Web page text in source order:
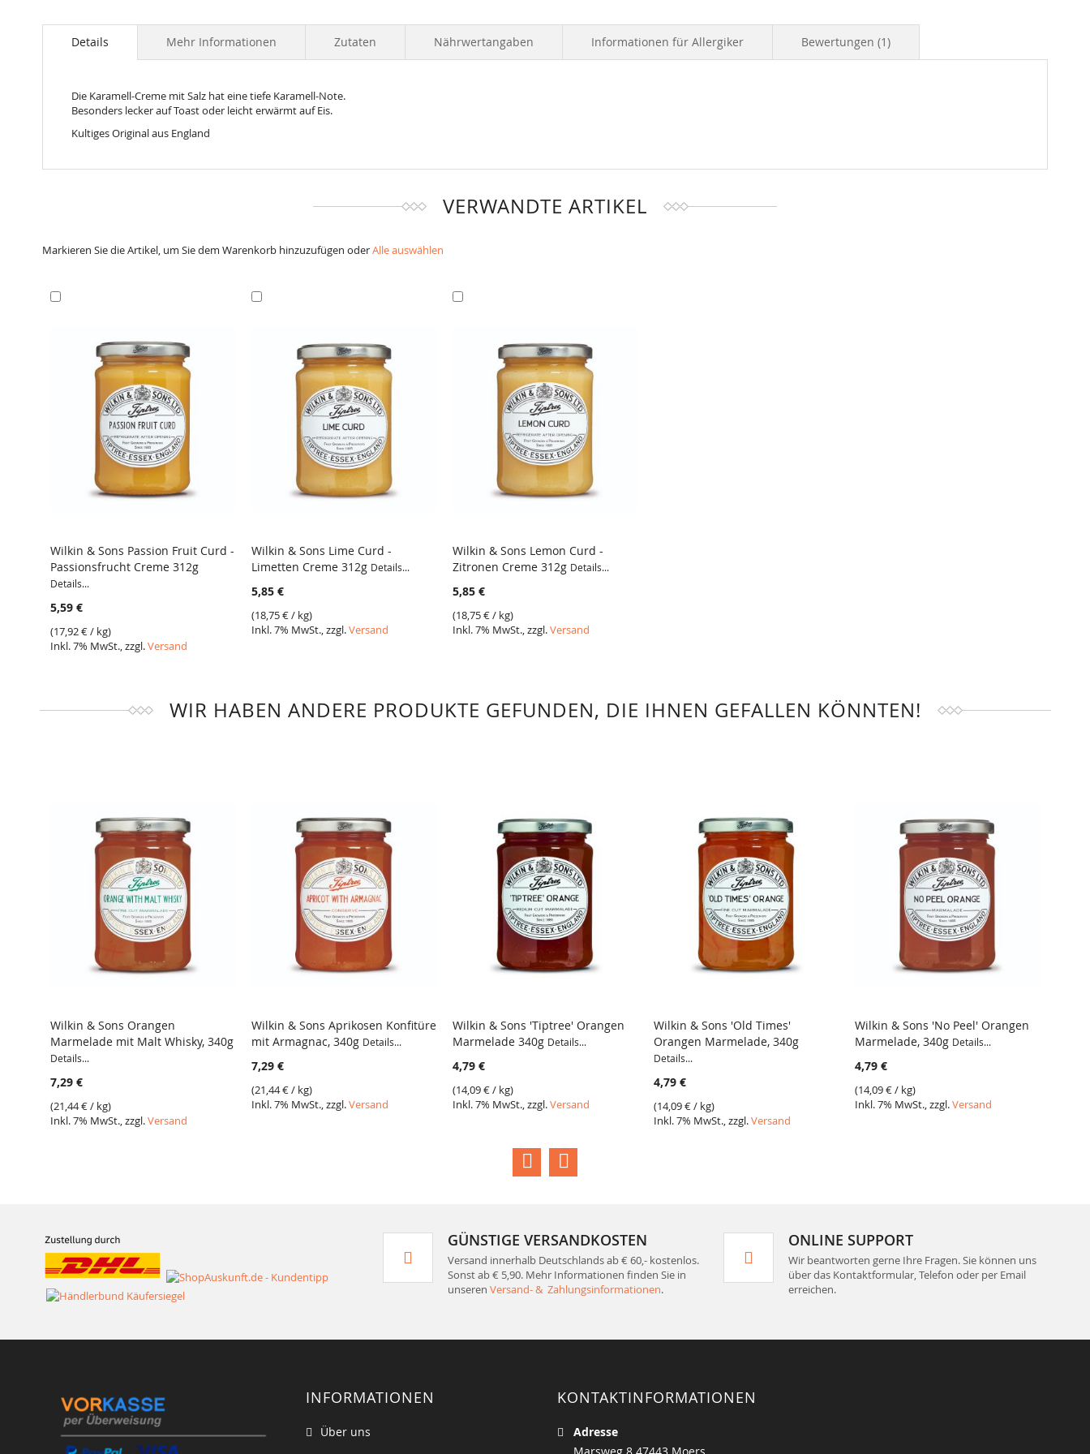
to
images
gallery
Details
Die Karamell-Creme mit Salz hat eine tiefe Karamell-Note.
Besonders lecker auf Toast oder leicht erwärmt auf Eis.
Kultiges Original aus England
Mehr Informationen Zutaten Nährwertangaben Informationen für Allergiker Bewertungen 1
VERWANDTE ARTIKEL
Markieren Sie die Artikel, um Sie dem Warenkorb hinzuzufügen oderAlle auswählen
VERGLEICH
Wilkin & Sons Passion Fruit Curd -
Passionsfrucht Creme 312g
Details...
5,59 €
(17,92 €/ kg)
Inkl. 7% MwSt., zzgl.Versand
VERGLEICH
Wilkin & Sons Lime Curd -
Limetten Creme 312g Details...
5,85 €
(18,75 €/ kg)
Inkl. 7% MwSt., zzgl.Versand
VERGLEICH
Wilkin & Sons Lemon Curd -
Zitronen Creme 312g Details...
5,85 €
(18,75 €/ kg)
Inkl. 7% MwSt., zzgl.Versand
WIR HABEN ANDERE PRODUKTE GEFUNDEN, DIE IHNEN GEFALLEN KÖNNTEN!
Wilkin & Sons Orangen
Marmelade mit Malt Whisky, 340g
Details...
7,29 €
(21,44 €/ kg)
Inkl. 7% MwSt., zzgl.Versand
Wilkin & Sons Aprikosen Konfitüre
mit Armagnac, 340g Details...
7,29 €
(21,44 €/ kg)
Inkl. 7% MwSt., zzgl.Versand
Wilkin & Sons 'Tiptree' Orangen
Marmelade 340g Details...
4,79 €
(14,09 €/ kg)
Inkl. 7% MwSt., zzgl.Versand
Wilkin & Sons 'Old Times'
Orangen Marmelade, 340g
Details...
4,79 €
(14,09 €/ kg)
Inkl. 7% MwSt., zzgl.Versand
Wilkin & Sons 'No Peel' Orangen
Marmelade, 340g Details...
4,79 €
(14,09 €/ kg)
Inkl. 7% MwSt., zzgl.Versand
GÜNSTIGE VERSANDKOSTEN
Versand innerhalb Deutschlands ab € 60,- kostenlos.
Sonst ab € 5,90. Mehr Informationen finden Sie in
unseren Versand- & Zahlungsinformationen.
ONLINE SUPPORT
Wir beantworten gerne Ihre Fragen. Sie können uns
über das Kontaktformular, Telefon oder per Email
erreichen.
INFORMATIONEN
Über uns
KONTAKTINFORMATIONEN
Adresse